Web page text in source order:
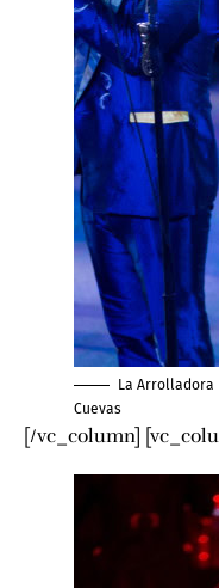
La Arrolladora
Cuevas
[/vc_column]